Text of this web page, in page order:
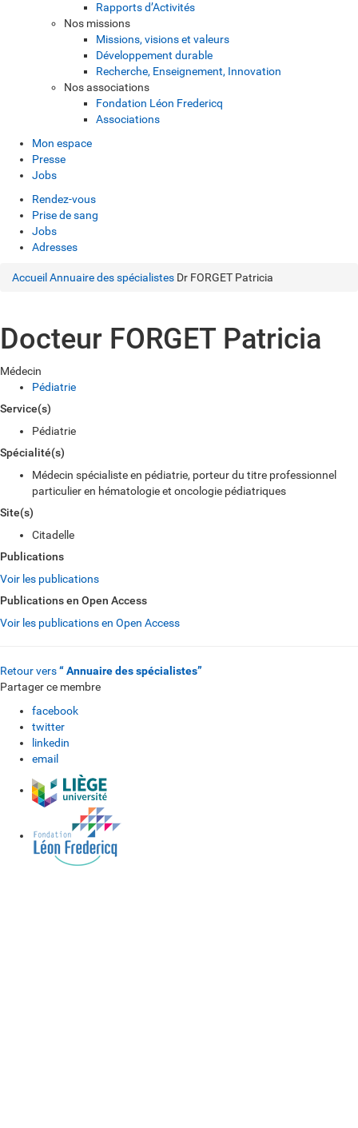
Rapports d’Activités
Nos missions
Missions, visions et valeurs
Développement durable
Recherche, Enseignement, Innovation
Nos associations
Fondation Léon Fredericq
Associations
Mon espace
Presse
Jobs
Rendez-vous
Prise de sang
Jobs
Adresses
Accueil Annuaire des spécialistes Dr FORGET Patricia
Docteur FORGET Patricia
Médecin
Pédiatrie
Service(s)
Pédiatrie
Spécialité(s)
Médecin spécialiste en pédiatrie, porteur du titre professionnel
particulier en hématologie et oncologie pédiatriques
Site(s)
Citadelle
Publications
Voir les publications
Publications en Open Access
Voir les publications en Open Access
Retour vers“ Annuaire des spécialistes”
Partager ce membre
facebook
twitter
linkedin
email